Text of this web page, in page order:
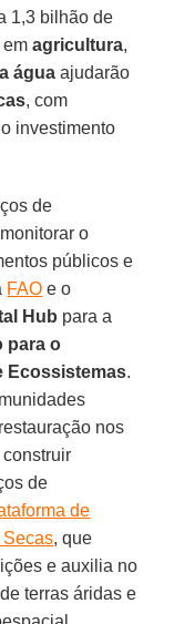
1,3 bilhão de
emagricultura,
água ajudarão
, com
investimento
de
o
públicos e
FAO e o
Hub para a
para o
Ecossistemas.
nos
de
de
Secas, que
e auxilia no
terras áridas e